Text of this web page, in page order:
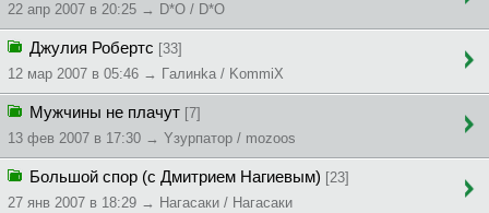
22 апр 2007 в 20:25 → D*O / D*O
Джулия Робертс [33]
12 мар 2007 в 05:46 → Гaлинka / KommiX
Мужчины не плачут [7]
13 фев 2007 в 17:30 → Yзypпaтop / mozoos
Большой спор (с Дмитрием Нагиевым) [23]
27 янв 2007 в 18:29 → Нагасаки / Нагасаки